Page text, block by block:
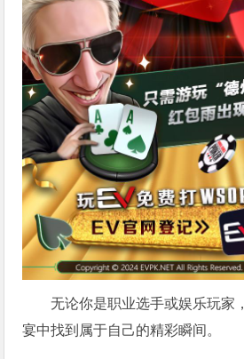
无论你是职业选手或娱乐玩家
宴中找到属于自己的精彩瞬间。